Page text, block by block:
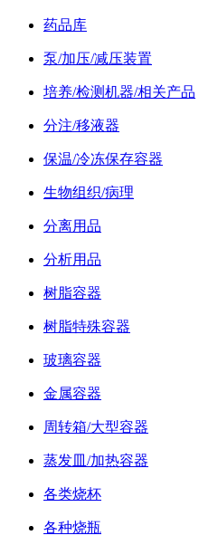
药品库
泵/加压/减压装置
培养/检测机器/相关产品
分注/移液器
保温/冷冻保存容器
生物组织/病理
分离用品
分析用品
树脂容器
树脂特殊容器
玻璃容器
金属容器
周转箱/大型容器
蒸发皿/加热容器
各类烧杯
各种烧瓶